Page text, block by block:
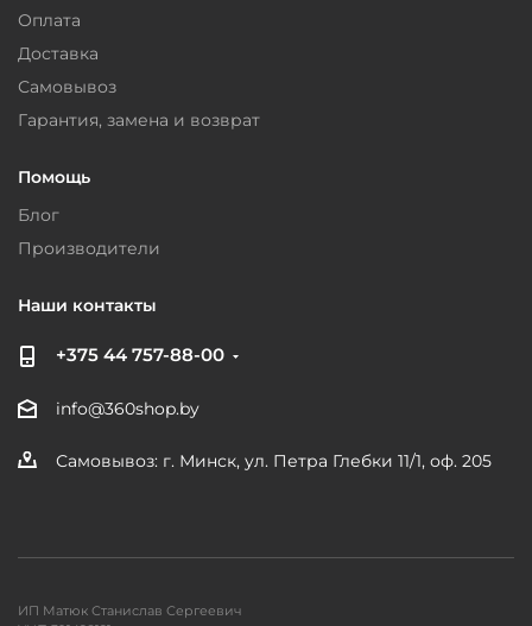
Оплата
Доставка
Самовывоз
Гарантия, замена и возврат
Помощь
Блог
Производители
Наши контакты
+375 44 757-88-00
info@360shop.by
Самовывоз: г. Минск, ул. Петра Глебки 11/1, оф. 205
ИП Матюк Станислав Сергеевич